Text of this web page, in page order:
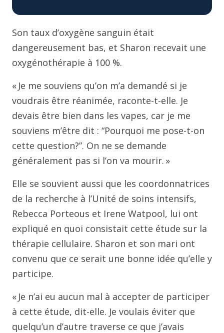
Son taux d’oxygène sanguin était
dangereusement bas, et Sharon recevait une
oxygénothérapie à 100 %.
« Je me souviens qu’on m’a demandé si je
voudrais être réanimée, raconte-t-elle. Je
devais être bien dans les vapes, car je me
souviens m’être dit : “Pourquoi me pose-t-on
cette question?”. On ne se demande
généralement pas si l’on va mourir. »
Elle se souvient aussi que les coordonnatrices
de la recherche à l’Unité de soins intensifs,
Rebecca Porteous et Irene Watpool, lui ont
expliqué en quoi consistait cette étude sur la
thérapie cellulaire. Sharon et son mari ont
convenu que ce serait une bonne idée qu’elle y
participe.
« Je n’ai eu aucun mal à accepter de participer
à cette étude, dit-elle. Je voulais éviter que
quelqu’un d’autre traverse ce que j’avais